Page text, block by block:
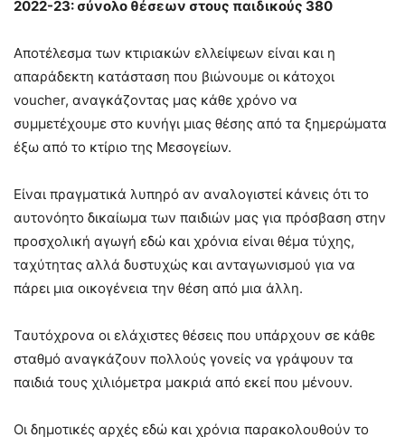
2022-23: σύνολο θέσεων στους παιδικούς 380
Αποτέλεσμα των κτιριακών ελλείψεων είναι και η
απαράδεκτη κατάσταση που βιώνουμε οι κάτοχοι
voucher, αναγκάζοντας μας κάθε χρόνο να
συμμετέχουμε στο κυνήγι μιας θέσης από τα ξημερώματα
έξω από το κτίριο της Μεσογείων.
Είναι πραγματικά λυπηρό αν αναλογιστεί κάνεις ότι το
αυτονόητο δικαίωμα των παιδιών μας για πρόσβαση στην
προσχολική αγωγή εδώ και χρόνια είναι θέμα τύχης,
ταχύτητας αλλά δυστυχώς και ανταγωνισμού για να
πάρει μια οικογένεια την θέση από μια άλλη.
Ταυτόχρονα οι ελάχιστες θέσεις που υπάρχουν σε κάθε
σταθμό αναγκάζουν πολλούς γονείς να γράψουν τα
παιδιά τους χιλιόμετρα μακριά από εκεί που μένουν.
Οι δημοτικές αρχές εδώ και χρόνια παρακολουθούν το